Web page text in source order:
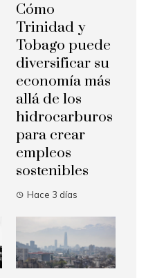
Cómo
Trinidad y
Tobago puede
diversificar su
economía más
allá de los
hidrocarburos
para crear
empleos
sostenibles
Hace 3 días